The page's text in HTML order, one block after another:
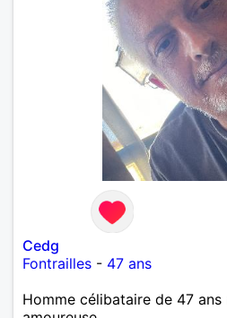
Cedg
Fontrailles - 47 ans
Homme célibataire de 47